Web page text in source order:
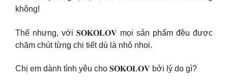
không!
Thế nhưng, với 𝐒𝐎𝐊𝐎𝐋𝐎𝐕 mọi sản phẩm đều được
chăm chút từng chi tiết dù là nhỏ nhoi.
Chị em dành tình yêu cho 𝐒𝐎𝐊𝐎𝐋𝐎𝐕 bởi lý do gì?